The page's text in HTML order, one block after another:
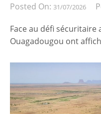
Posted On: 31/07/2026
Face au défi sécuritaire
Ouagadougou ont